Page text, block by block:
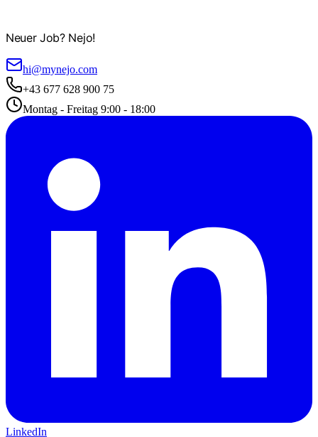
Neuer Job? Nejo!
hi@mynejo.com
+43 677 628 900 75
Montag - Freitag 9:00 - 18:00
LinkedIn